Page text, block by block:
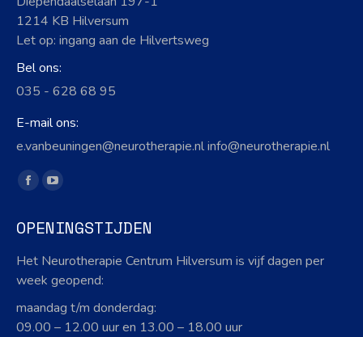
1214 KB Hilversum
Let op: ingang aan de Hilvertsweg
Bel ons:
035 - 628 68 95
E-mail ons:
e.vanbeuningen@neurotherapie.nl info@neurotherapie.nl
Vind ons op:
Facebook
opens
in
new
YouTube
opens
new
OPENINGSTIJDEN
Het Neurotherapie Centrum Hilversum is vijf dagen per
week geopend:
maandag t/m donderdag:
09.00 – 12.00 uur en 13.00 – 18.00 uur